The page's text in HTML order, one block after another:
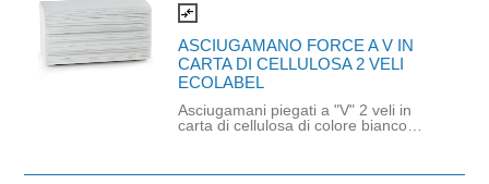
compare_arrows
ASCIUGAMANO FORCE A V IN
CARTA DI CELLULOSA 2 VELI
ECOLABEL
Asciugamani piegati a "V" 2 veli in
carta di cellulosa di colore bianco
ECOLABEL e PEFC. Cartone da